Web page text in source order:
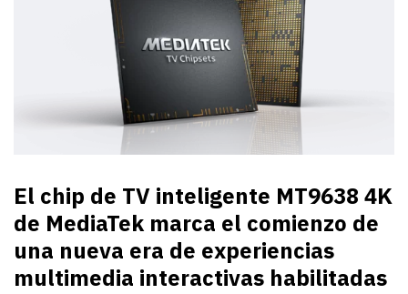
El chip de TV inteligente MT9638 4K
de MediaTek marca el comienzo de
una nueva era de experiencias
multimedia interactivas habilitadas